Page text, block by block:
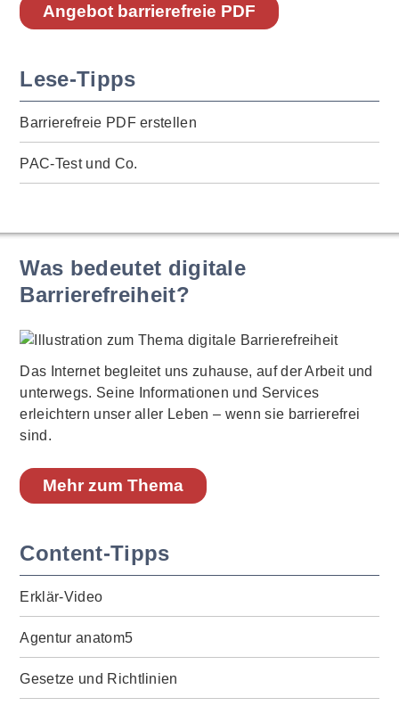
Angebot barrierefreie PDF
Lese-Tipps
Barrierefreie PDF erstellen
PAC-Test und Co.
Was bedeutet digitale
Barrierefreiheit?
Das Internet begleitet uns zuhause, auf der Arbeit und
unterwegs. Seine Informationen und Services
erleichtern unser aller Leben – wenn sie barrierefrei
sind.
Mehr zum Thema
Content-Tipps
Erklär-Video
Agentur anatom5
Gesetze und Richtlinien